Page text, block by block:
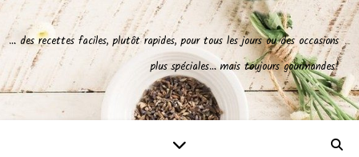
… des recettes faciles, plutôt rapides, pour tous les jours ou des occasions
plus spéciales… mais toujours gourmandes!